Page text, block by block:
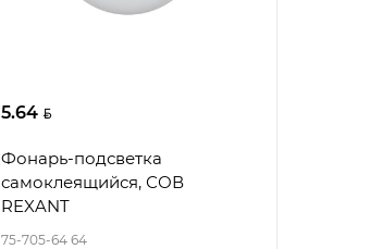
5.64
Фонарь-подсветка
самоклеящийся, СОВ
REXANT
75-705-64 64